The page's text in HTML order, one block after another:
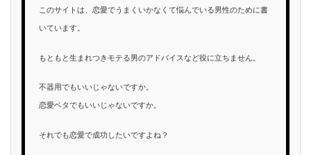
このサイトは、恋愛でうまくいかなくて悩んでいる男性のために書
いています。
もともと生まれつきモテる男のアドバイスなど役に立ちません。
不器用でもいいじゃないですか。
恋愛ベタでもいいじゃないですか。
それでも恋愛で成功したいですよね？